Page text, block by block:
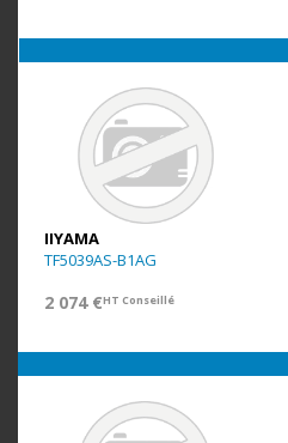
IIYAMA
TF5039AS-B1AG
2 074 €HT Conseillé